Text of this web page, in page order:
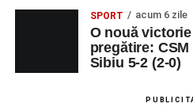
Orele 16:00–24:00 –
distracții.
Sâmbătă, 30 august
Ora 18:00 – Parcul
SPORT acum 6 zile
O nouă
pregătire:
Sibiu 5-2 (2-0)